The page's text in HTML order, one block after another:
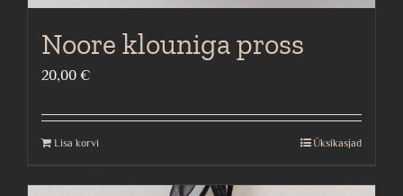
Noore klouniga pross
20,00 €
Lisa korvi Üksikasjad